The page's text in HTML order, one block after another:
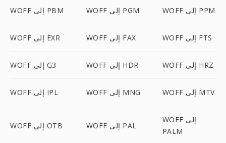
WOFF إلى PBM WOFF إلى PGM WOFF إلى PPM
WOFF إلى EXR WOFF إلى FAX WOFF إلى FTS
WOFF إلى G3 WOFF إلى HDR WOFF إلى HRZ
WOFF إلى IPL WOFF إلى MNG WOFF إلى MTV
WOFF إلى OTB WOFF إلى PAL
WOFF إلى
PALM